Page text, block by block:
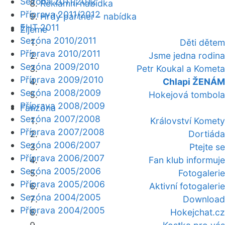
Reklamní nabídka
Hrdý partner - nabídka
Žijeme
Děti dětem
Jsme jedna rodina
Petr Koukal a Kometa
Chlapi ŽENÁM
Hokejová tombola
Fanzóna
Království Komety
Dortiáda
Ptejte se
Fan klub informuje
Fotogalerie
Aktivní fotogalerie
Download
Hokejchat.cz
Příprava 2011/2012
EHT 2011
Sezóna 2010/2011
Příprava 2010/2011
Sezóna 2009/2010
Příprava 2009/2010
Sezóna 2008/2009
Příprava 2008/2009
Sezóna 2007/2008
Příprava 2007/2008
Sezóna 2006/2007
Příprava 2006/2007
Sezóna 2005/2006
Příprava 2005/2006
Sezóna 2004/2005
Příprava 2004/2005